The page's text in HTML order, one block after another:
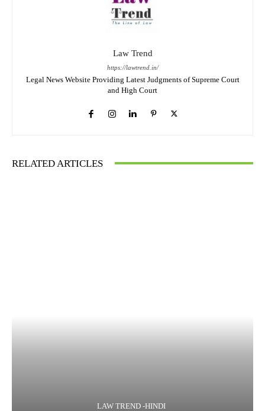
Law Trend
https://lawtrend.in/
Legal News Website Providing Latest Judgments of Supreme Court
and High Court
RELATED ARTICLES
LAW TREND -HINDI